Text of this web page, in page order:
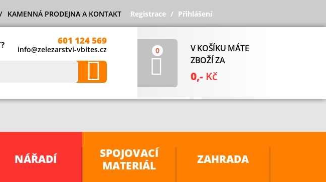
KAMENNÁ PRODEJNA A KONTAKT Registrace Přihlášení
601 124 569
info@zelezarstvi-vbites.cz
V KOŠÍKU MÁTE
ZBOŽÍ ZA
0,- Kč
0
NÁŘADÍ
SPOJOVACÍ
MATERIÁL
ZAHRADA